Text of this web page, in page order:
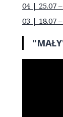
04 | 25.07
03 | 18.07